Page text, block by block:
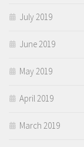
July 2019
June 2019
May 2019
April 2019
March 2019